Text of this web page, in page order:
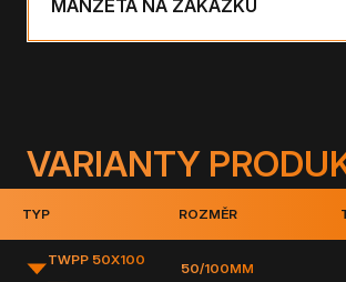
MANŽETA NA ZAKÁZKU
VARIANTY
TYP ROZMĚR
TWPP 50X100
50/100MM